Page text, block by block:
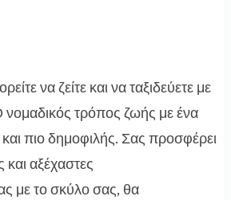
να ζείτε και να ταξιδεύετε με
νομαδικός τρόπος ζωής με ένα
και πιο δημοφιλής. Σας προσφέρει
και αξέχαστες
με το σκύλο σας, θα